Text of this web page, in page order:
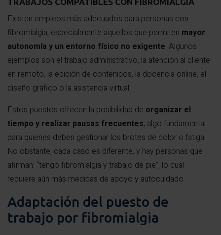
TRABAJOS COMPATIBLES CON FIBROMIALGIA
Existen empleos más adecuados para personas con
fibromialgia, especialmente aquellos que permiten mayor
autonomía y un entorno físico no exigente. Algunos
ejemplos son el trabajo administrativo, la atención al cliente
en remoto, la edición de contenidos, la docencia online, el
diseño gráfico o la asistencia virtual.
Estos puestos ofrecen la posibilidad de organizar el
tiempo y realizar pausas frecuentes, algo fundamental
para quienes deben gestionar los brotes de dolor o fatiga.
No obstante, cada caso es diferente, y hay personas que
afirman: “tengo fibromialgia y trabajo de pie”, lo cual
requiere aún más medidas de apoyo y autocuidado.
Adaptación del puesto de
trabajo por fibromialgia